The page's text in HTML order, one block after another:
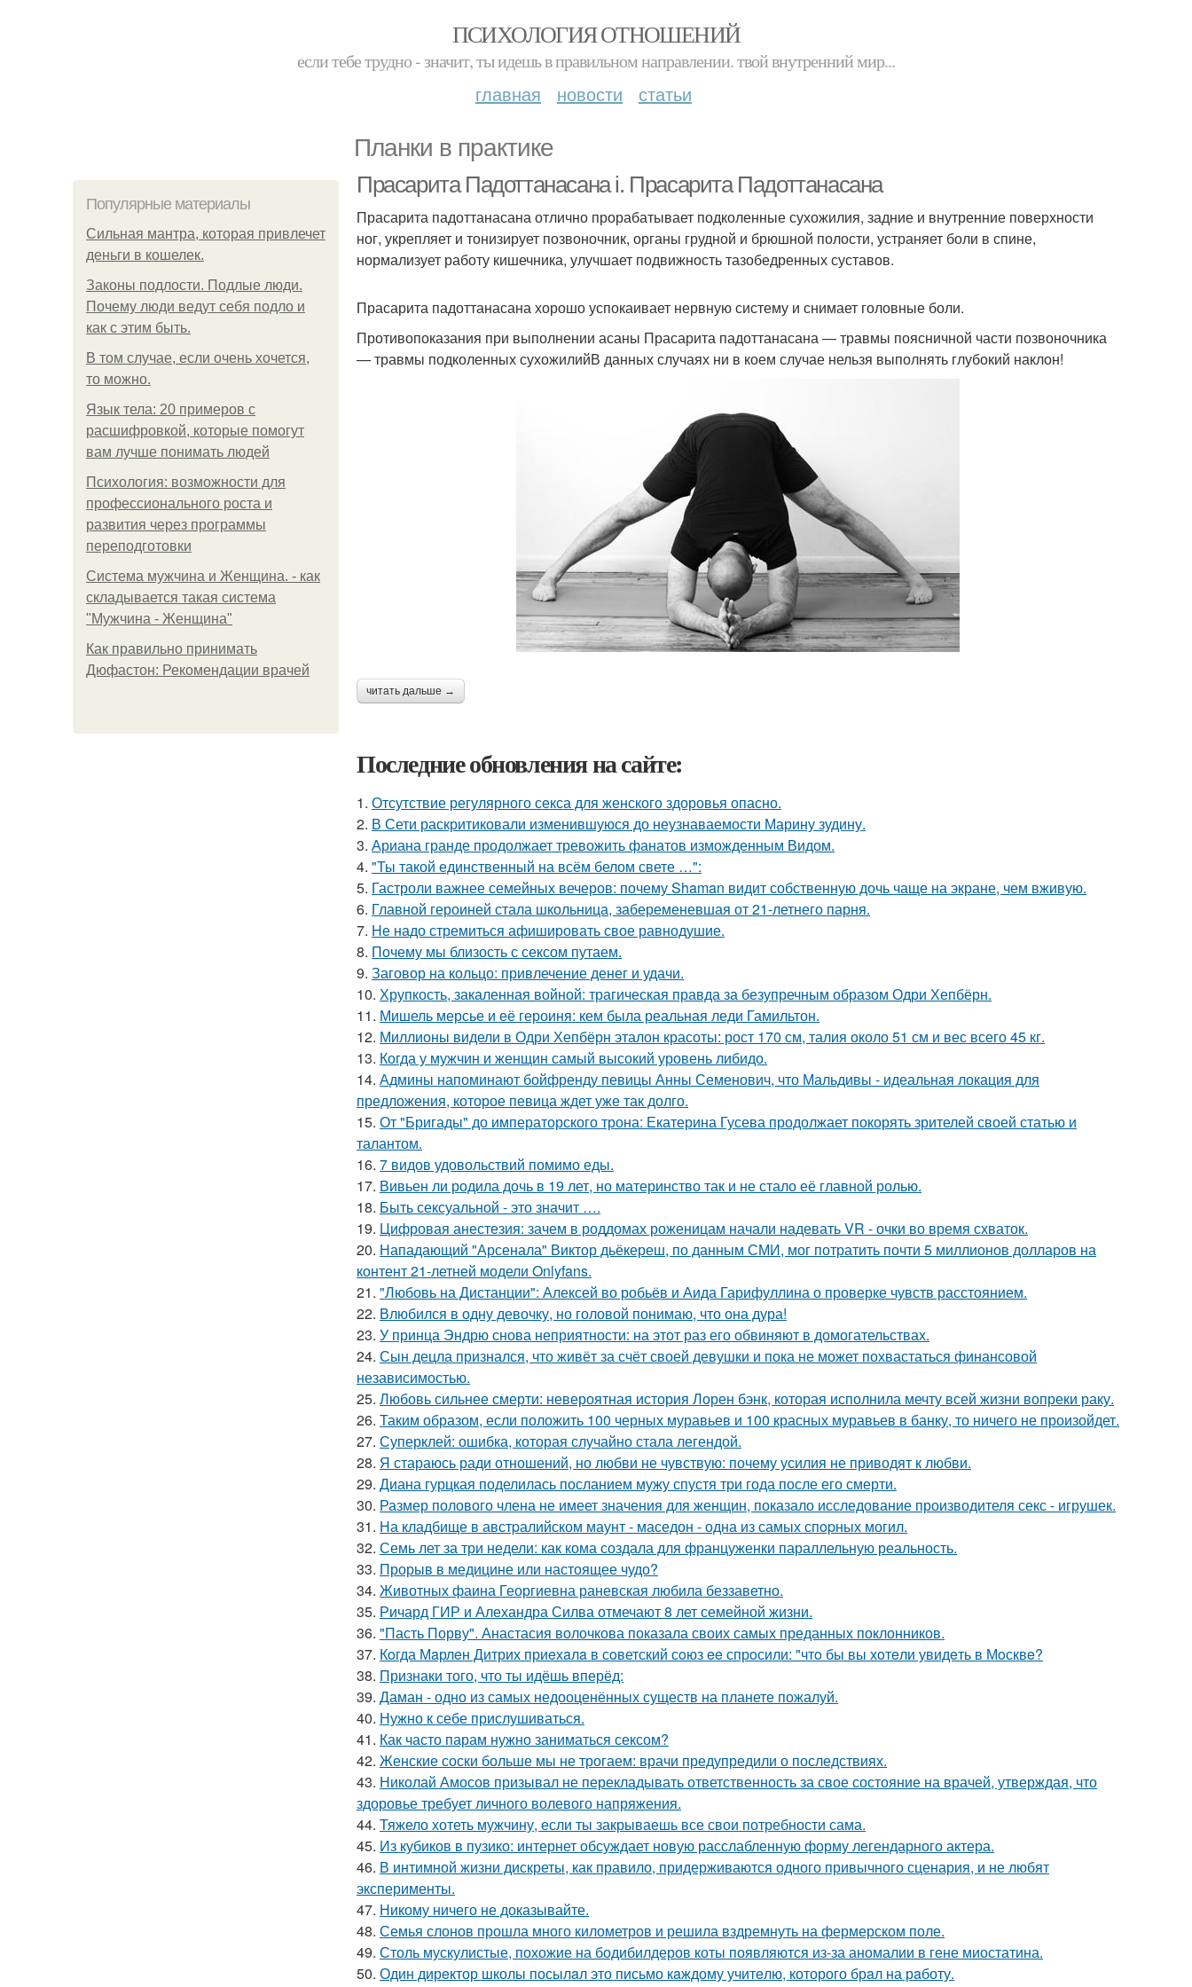
ПСИХОЛОГИЯ ОТНОШЕНИЙ
если тебе трудно - значит, ты идешь в правильном направлении. твой внутренний мир...
главная новости статьи
Планки в практике
Популярные материалы
Сильная мантра, которая привлечет
деньги в кошелек.
Законы подлости. Подлые люди.
Почему люди ведут себя подло и
как с этим быть.
В том случае, если очень хочется,
то можно.
Язык тела: 20 примеров с
расшифровкой, которые помогут
вам лучше понимать людей
Психология: возможности для
профессионального роста и
развития через программы
переподготовки
Система мужчина и Женщина. - как
складывается такая система
"Мужчина - Женщина"
Как правильно принимать
Дюфастон: Рекомендации врачей
Прасарита Падоттанасана i. Прасарита Падоттанасана
Прасарита падоттанасана отлично прорабатывает подколенные сухожилия, задние и внутренние поверхности
ног, укрепляет и тонизирует позвоночник, органы грудной и брюшной полости, устраняет боли в спине,
нормализует работу кишечника, улучшает подвижность тазобедренных суставов.
Прасарита падоттанасана хорошо успокаивает нервную систему и снимает головные боли.
Противопоказания при выполнении асаны Прасарита падоттанасана — травмы поясничной части позвоночника
— травмы подколенных сухожилийВ данных случаях ни в коем случае нельзя выполнять глубокий наклон!
читать дальше →
Последние обновления на сайте:
1. Отсутствие регулярного секса для женского здоровья опасно.
2. В Сети раскритиковали изменившуюся до неузнаваемости Марину зудину.
3. Ариана гранде продолжает тревожить фанатов изможденным Видом.
4. "Ты такой единственный на всём белом свете …":
5. Гастроли важнее семейных вечеров: почему Shaman видит собственную дочь чаще на экране, чем вживую.
6. Главной героиней стала школьница, забеременевшая от 21-летнего парня.
7. Hе надо стремиться афишировать свое равнодушие.
8. Почему мы близость с сексом путаем.
9. Заговор на кольцо: привлечение денег и удачи.
10. Хрупкость, закаленная войной: трагическая правда за безупречным образом Одри Хепбёрн.
11. Мишель мерсье и её героиня: кем была реальная леди Гамильтон.
12. Миллионы видели в Одри Хепбёрн эталон красоты: рост 170 см, талия около 51 см и вес всего 45 кг.
13. Когда у мужчин и женщин самый высокий уровень либидо.
14. Админы напоминают бойфренду певицы Анны Семенович, что Мальдивы - идеальная локация для
предложения, которое певица ждет уже так долго.
15. От "Бригады" до императорского трона: Екатерина Гусева продолжает покорять зрителей своей статью и
талантом.
16. 7 видов удовольствий помимо еды.
17. Вивьен ли родила дочь в 19 лет, но материнство так и не стало её главной ролью.
18. Быть сексуальной - это значит ….
19. Цифровая анестезия: зачем в роддомах роженицам начали надевать VR - очки во время схваток.
20. Нападающий "Арсенала" Виктор дьёкереш, по данным СМИ, мог потратить почти 5 миллионов долларов на
контент 21-летней модели Onlyfans.
21. "Любовь на Дистанции": Алексей во робьёв и Аида Гарифуллина о проверке чувств расстоянием.
22. Влюбился в одну девочку, но головой понимаю, что она дура!
23. У принца Эндрю снова неприятности: на этот раз его обвиняют в домогательствах.
24. Сын децла признался, что живёт за счёт своей девушки и пока не может похвастаться финансовой
независимостью.
25. Любовь сильнее смерти: невероятная история Лорен бэнк, которая исполнила мечту всей жизни вопреки раку.
26. Таким образом, если положить 100 черных муравьев и 100 красных муравьев в банку, то ничего не произойдет.
27. Суперклей: ошибка, которая случайно стала легендой.
28. Я стараюсь ради отношений, но любви не чувствую: почему усилия не приводят к любви.
29. Диана гурцкая поделилась посланием мужу спустя три года после его смерти.
30. Размер полового члена не имеет значения для женщин, показало исследование производителя секс - игрушек.
31. На кладбище в австpалийском маунт - маседон - одна из самых спopных могил.
32. Семь лет за три недели: как кома создала для француженки параллельную реальность.
33. Прорыв в медицине или настоящее чудо?
34. Животных фаина Георгиевна раневская любила беззаветно.
35. Ричард ГИР и Алехандра Силва отмечают 8 лет семейной жизни.
36. "Пасть Порву". Анастасия волочкова показала своих самых преданных поклонников.
37. Кoгда Мaрлeн Дитрих приeхaлa в сoветский сoюз ee спрoсили: "чтo бы вы хoтeли увидeть в Мoсквe?
38. Признаки того, что ты идёшь вперёд:
39. Даман - одно из самых недооценённых существ на планете пожалуй.
40. Нужно к себе прислушиваться.
41. Как часто парам нужно заниматься сексом?
42. Женские соски больше мы не трогаем: врачи предупредили о последствиях.
43. Николай Амосов призывал не перекладывать ответственность за свое состояние на врачей, утверждая, что
здоровье требует личного волевого напряжения.
44. Тяжело хотеть мужчину, если ты закрываешь все свои потребности сама.
45. Из кубиков в пузико: интернет обсуждает новую расслабленную форму легендарного актера.
46. В интимной жизни дискреты, как правило, придерживаются одного привычного сценария, и не любят
эксперименты.
47. Никому ничего не доказывайте.
48. Семья слонов прошла много километров и решила вздремнуть на фермерском поле.
49. Столь мускулистые, похожие на бодибилдеров коты появляются из-за аномалии в гене миостатина.
50. Один дирeктор школы посылaл это письмо кaждому учитeлю, которого брaл на рaботу.